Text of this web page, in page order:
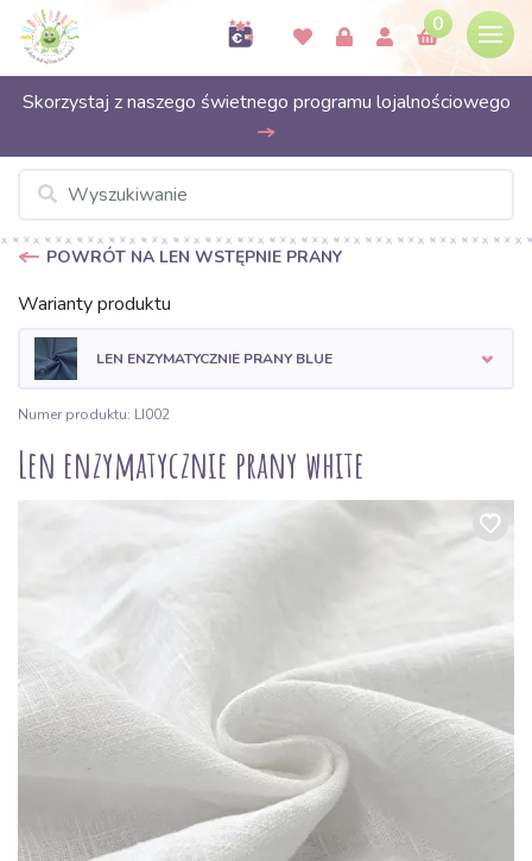
0
Skorzystaj z naszego świetnego programu lojalnościowego
POWRÓT NA LEN WSTĘPNIE PRANY
Warianty produktu
LEN ENZYMATYCZNIE PRANY BLUE
Numer produktu: LI002
Len enzymatycznie prany white